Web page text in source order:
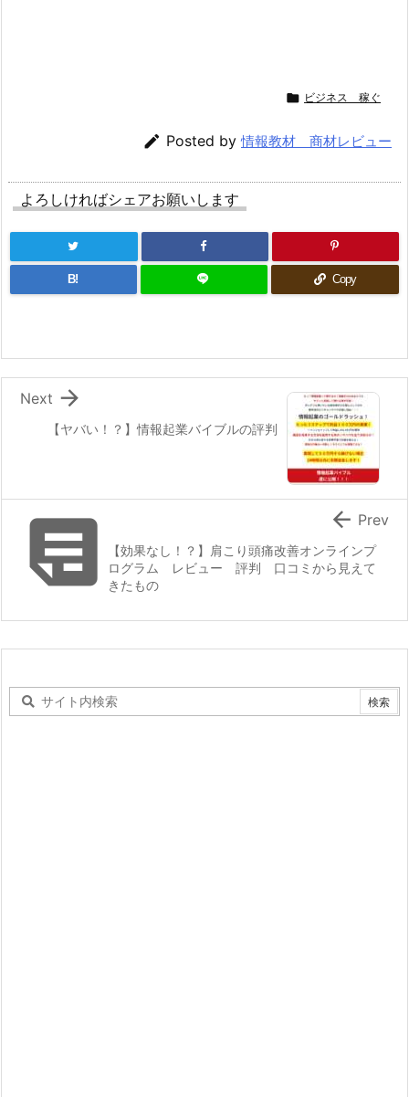
 ビジネス 稼ぐ
 Posted by情報教材 商材レビュー
よろしければシェアお願いします
B! Copy
【ヤバい！？】情報起業バイブルの評判

Next

【効果なし！？】肩こり頭痛改善オンラインプ
ログラム レビュー 評判 口コミから見えて
きたもの
 Prev